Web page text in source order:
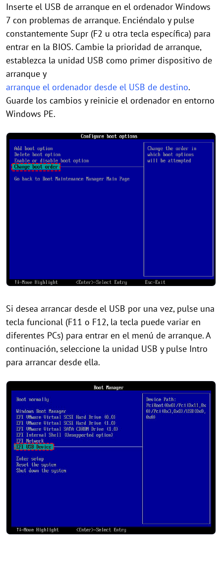
Inserte el USB de arranque en el ordenador Windows
7 con problemas de arranque. Enciéndalo y pulse
constantemente Supr (F2 u otra tecla específica) para
entrar en la BIOS. Cambie la prioridad de arranque,
establezca la unidad USB como primer dispositivo de
arranque y
arranque el ordenador desde el USB de destino.
Guarde los cambios y reinicie el ordenador en entorno
Windows PE.
Si desea arrancar desde el USB por una vez, pulse una
tecla funcional (F11 o F12, la tecla puede variar en
diferentes PCs) para entrar en el menú de arranque. A
continuación, seleccione la unidad USB y pulse Intro
para arrancar desde ella.